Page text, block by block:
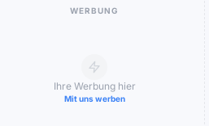
WERBUNG
Ihre Werbung hier
Mit uns werben